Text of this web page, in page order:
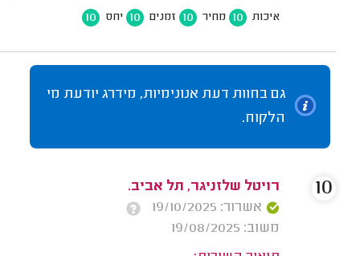
איכות 10 מחיר 10 זמנים 10 יחס 10
גם בחוות דעת אנונימיות, מידרג יודעת מי
הלקוח.
רויטל שלזניגר, תל אביב.
אשרור: 19/10/2025
משוב: 19/08/2025
10